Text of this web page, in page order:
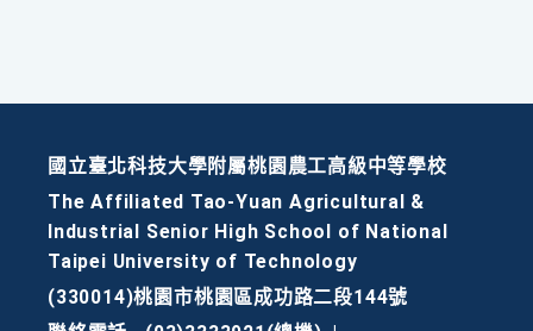
國立臺北科技大學附屬桃園農工高級中等學校
The Affiliated Tao-Yuan Agricultural &
Industrial Senior High School of National
Taipei University of Technology
(330014)桃園市桃園區成功路二段144號